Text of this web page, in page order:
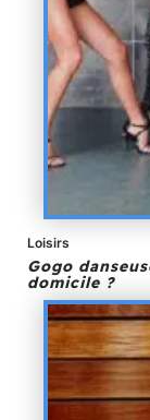
Loisirs
Gogo
domicile ?